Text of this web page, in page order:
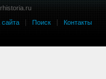
сайта Поиск Контакты